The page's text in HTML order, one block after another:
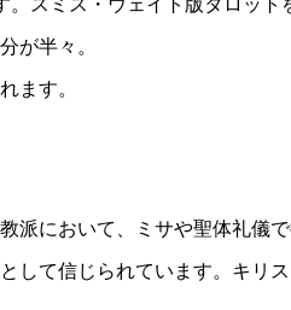
が半々。
ます。
派において、ミサや聖体礼儀
して信じられています。キリ